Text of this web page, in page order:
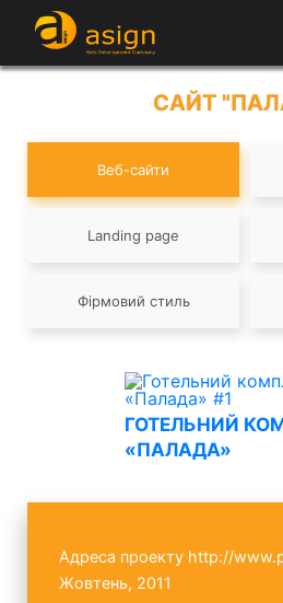
САЙТ
Веб-сайти
Landing page
Фірмовий стиль
ГОТЕЛЬНИЙ
«ПАЛАДА»
Адреса проекту http://
Жовтень, 2011